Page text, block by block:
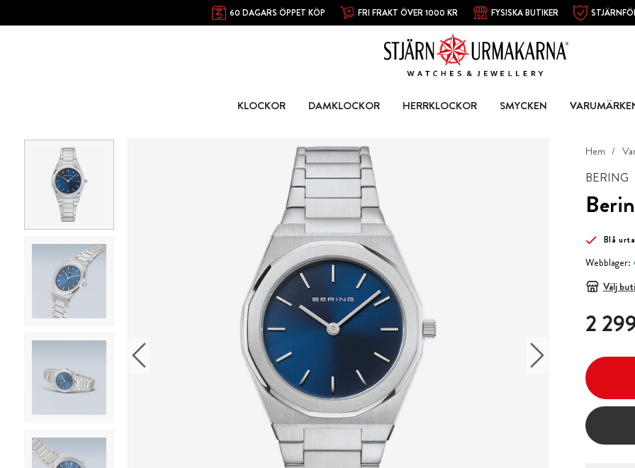
60 DAGARS ÖPPET KÖP FRI FRAKT ÖVER 1000 KR FYSISKA BUTIKER
KLOCKOR DAMKLOCKOR HERRKLOCKOR SMYCKEN
Hem
BERING
Blå
Webblager:
Välj
Pris:2
2